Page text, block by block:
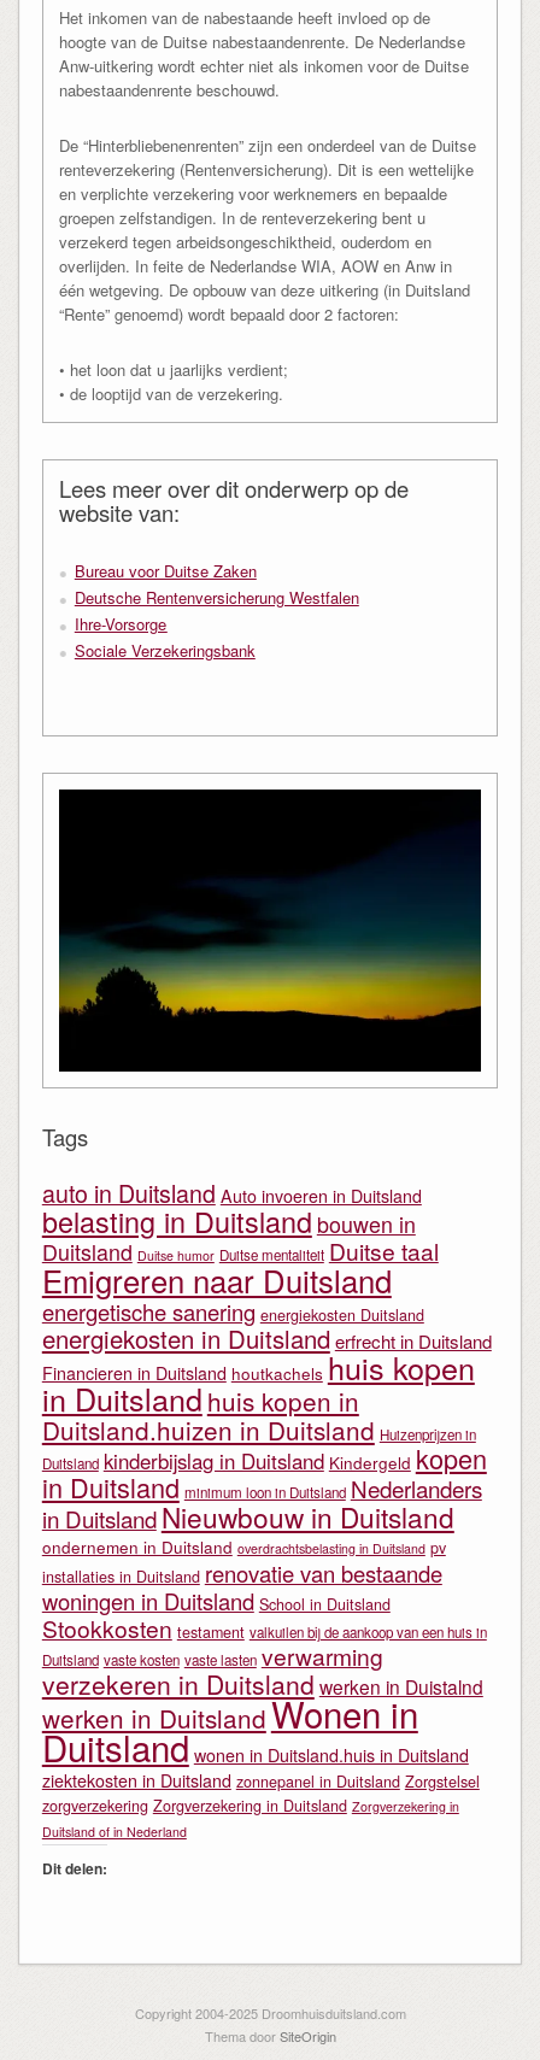
Het inkomen van de nabestaande heeft invloed op de
hoogte van de Duitse nabestaandenrente. De Nederlandse
Anw-uitkering wordt echter niet als inkomen voor de Duitse
nabestaandenrente beschouwd.
De “Hinterbliebenenrenten” zijn een onderdeel van de Duitse
renteverzekering (Rentenversicherung). Dit is een wettelijke
en verplichte verzekering voor werknemers en bepaalde
groepen zelfstandigen. In de renteverzekering bent u
verzekerd tegen arbeidsongeschiktheid, ouderdom en
overlijden. In feite de Nederlandse WIA, AOW en Anw in
één wetgeving. De opbouw van deze uitkering (in Duitsland
“Rente” genoemd) wordt bepaald door 2 factoren:
• het loon dat u jaarlijks verdient;
• de looptijd van de verzekering.
Lees meer over dit onderwerp op de
website van:
Bureau voor Duitse Zaken
Deutsche Rentenversicherung Westfalen
Ihre-Vorsorge
Sociale Verzekeringsbank
Tags
auto in Duitsland Auto invoeren in Duitsland
belasting in Duitsland bouwen in
Duitsland Duitse humor Duitse mentaliteit Duitse taal
Emigreren naar Duitsland
energetische sanering energiekosten Duitsland
energiekosten in Duitsland erfrecht in Duitsland
Financieren in Duitsland houtkachels huis kopen
in Duitsland huis kopen in
Duitsland.huizen in Duitsland Huizenprijzen in
Duitsland kinderbijslag in Duitsland Kindergeld kopen
in Duitsland minimum loon in Duitsland Nederlanders
in DuitslandNieuwbouw in Duitsland
ondernemen in Duitsland overdrachtsbelasting in Duitsland pv
installaties in Duitsland renovatie van bestaande
woningen in Duitsland School in Duitsland
Stookkosten testament valkuilen bij de aankoop van een huis in
Duitsland vaste kosten vaste lasten verwarming
verzekeren in Duitsland werken in Duistalnd
werken in DuitslandWonen in
Duitsland wonen in Duitsland.huis in Duitsland
ziektekosten in Duitsland zonnepanel in Duitsland Zorgstelsel
zorgverzekering Zorgverzekering in Duitsland Zorgverzekering in
Duitsland of in Nederland
Dit delen:
Copyright 2004-2025 Droomhuisduitsland.com
Thema doorSiteOrigin